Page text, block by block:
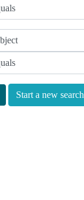
Start a new search